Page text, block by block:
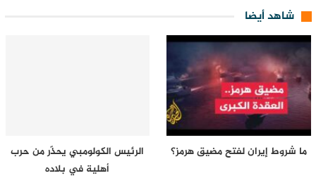
شاهد أيضا
ما شروط إيران لفتح مضيق هرمز؟
الرئيس الكولومبي يحذّر من حرب
أهلية في بلاده